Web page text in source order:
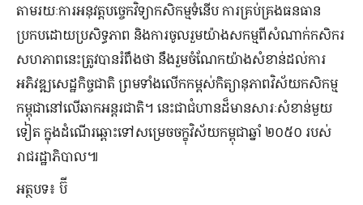
តាមរយៈការអនុវត្តបច្ចេកវិទ្យាកសិកម្មទំនើប ការគ្រប់គ្រងធនធាន
ប្រកបដោយប្រសិទ្ធភាព និងការចូលរួមយ៉ាងសកម្មពីសំណាក់កសិករ
សហភាពនេះត្រូវបានរំពឹងថា នឹងរួមចំណែកយ៉ាងសំខាន់ដល់ការ
អភិវឌ្ឍសេដ្ឋកិច្ចជាតិ ព្រមទាំងលើកកម្ពស់កិត្យានុភាពវិស័យកសិកម្ម
កម្ពុជានៅលើឆាកអន្តរជាតិ។ នេះជាជំហានដ៏មានសារៈសំខាន់មួយ
ទៀត ក្នុងដំណើរឆ្ពោះទៅសម្រេចចក្ខុវិស័យកម្ពុជាឆ្នាំ ២០៥០ របស់
រាជរដ្ឋាភិបាល៕
អត្ថបទ៖ ប៊ី